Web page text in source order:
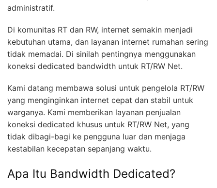
administratif.
Di komunitas RT dan RW, internet semakin menjadi
kebutuhan utama, dan layanan internet rumahan sering
tidak memadai. Di sinilah pentingnya menggunakan
koneksi dedicated bandwidth untuk RT/RW Net.
Kami datang membawa solusi untuk pengelola RT/RW
yang menginginkan internet cepat dan stabil untuk
warganya. Kami memberikan layanan penjualan
koneksi dedicated khusus untuk RT/RW Net, yang
tidak dibagi-bagi ke pengguna luar dan menjaga
kestabilan kecepatan sepanjang waktu.
Apa Itu Bandwidth Dedicated?